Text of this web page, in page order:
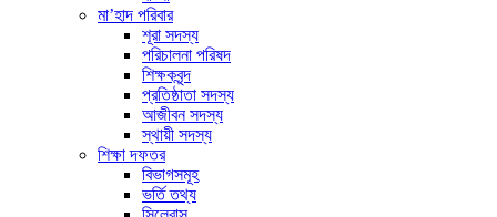
মা’হাদ পরিবার
শূরা সদস্য
পরিচালনা পরিষদ
শিক্ষকবৃন্দ
প্রতিষ্ঠাতা সদস্য
আজীবন সদস্য
স্থায়ী সদস্য
শিক্ষা দফতর
বিভাগসমূহ
ভর্তি তথ্য